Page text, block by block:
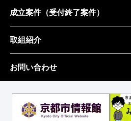
成立案件（受付終了案件）
取組紹介
お問い合わせ